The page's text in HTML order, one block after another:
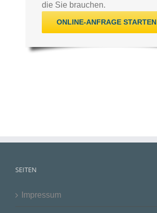
die Sie brauchen.
ONLINE-ANFRAGE STARTEN
SEITEN
Impressum